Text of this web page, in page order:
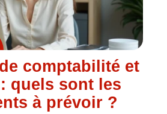
comptabilité et
quels sont les
à prévoir ?